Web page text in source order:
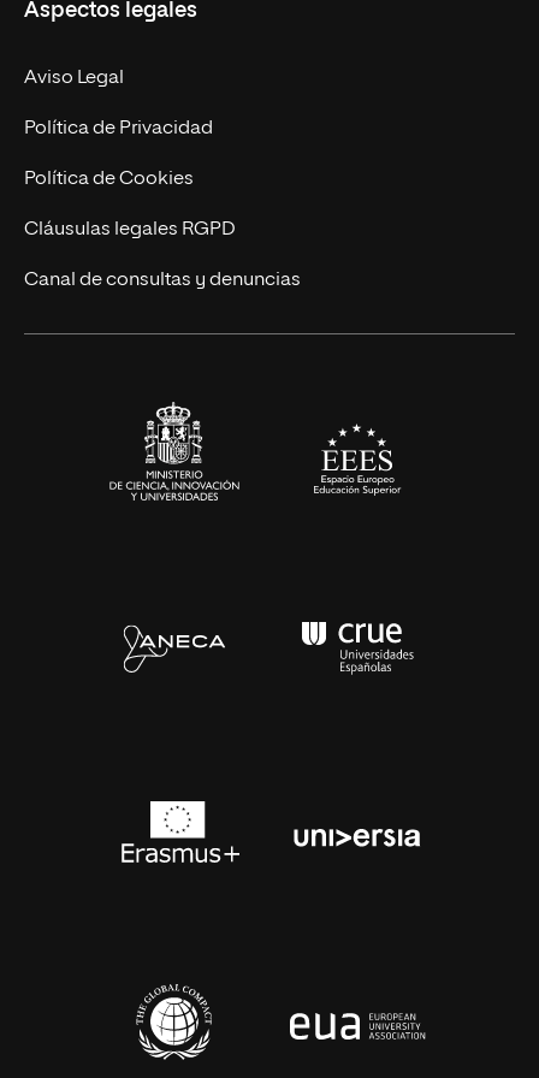
Doctorados
Experto Universitario
Postgrados
Cursos Universitarios
Facultades
Nuestro Equipo
Trabaja en UNIR
Actualidad
UNIR Revista
Eventos
Aspectos legales
Aviso Legal
Política de Privacidad
Política de Cookies
Cláusulas legales RGPD
Canal de consultas y denuncias